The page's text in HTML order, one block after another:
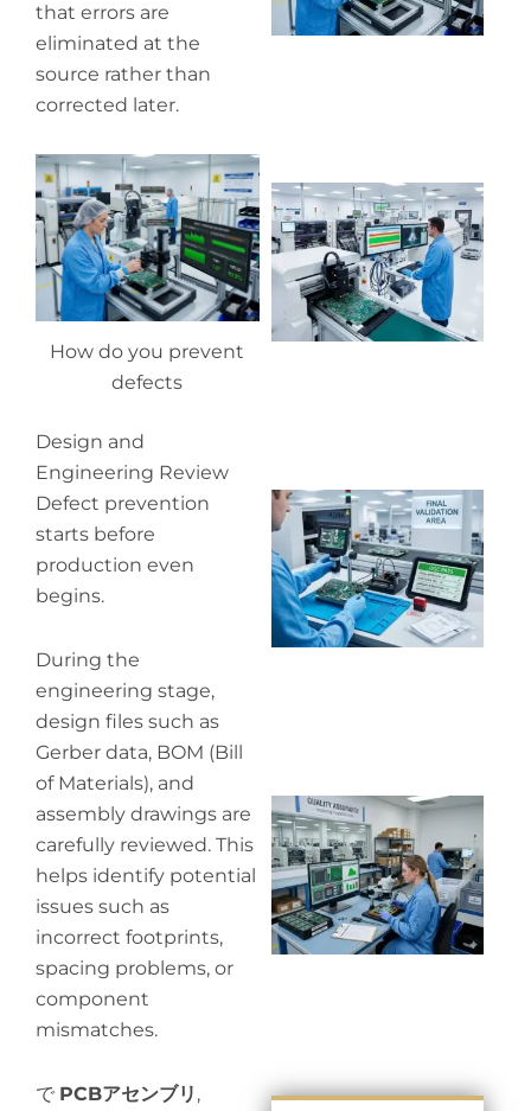
that errors are
eliminated at the
source rather than
corrected later.
How do you prevent
defects
Design and
Engineering Review
Defect prevention
starts before
production even
begins.
During the
engineering stage,
design files such as
Gerber data, BOM (Bill
of Materials), and
assembly drawings are
carefully reviewed. This
helps identify potential
issues such as
incorrect footprints,
spacing problems, or
component
mismatches.
で PCBアセンブリ ,